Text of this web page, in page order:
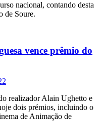
nacional, contando desta
de Soure.
vence prêmio do
realizador Alain Ughetto e
dois prémios, incluindo o
de Animação de